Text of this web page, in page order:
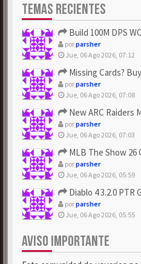
TEMAS RECIENTES
Build 100M DPS WORB
porparsher
Jue, 06 Ago 2026, 07:12
Missing Cards? Buy
porparsher
Jue, 06 Ago 2026, 07:08
New ARC Raiders
porparsher
Jue, 06 Ago 2026, 07:03
MLB The Show 26
porparsher
Jue, 06 Ago 2026, 05:59
Diablo 4 3.2.0 PTR
porparsher
Jue, 06 Ago 2026, 05:55
AVISO IMPORTANTE